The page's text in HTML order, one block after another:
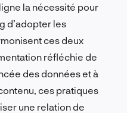
la nécessité pour
d’adopter les
ces deux
réfléchie de
des données et à
ces pratiques
une relation de